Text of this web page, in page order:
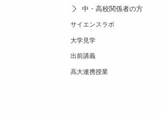
中・高校関係者の方
サイエンスラボ
大学見学
出前講義
高大連携授業